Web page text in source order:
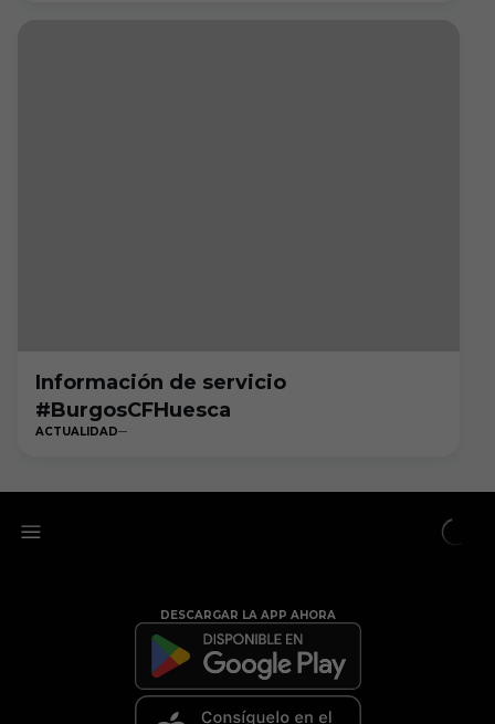
Información de servicio
#BurgosCFHuesca
ACTUALIDAD
DESCARGAR LA APP AHORA